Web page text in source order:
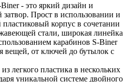
- это яркий дизайн и
Прост в использовании и
корпус в сочетании
стали, широкая линейка
карабинов S-Biner
вещей, от ключей до бутылок с
легкого пластика в нескольких
уникальной системе двойного